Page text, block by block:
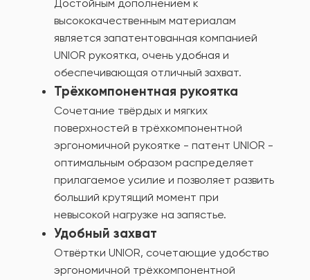
Достойным дополнением к
высококачественным материалам
является запатентованная компанией
UNIOR рукоятка, очень удобная и
обеспечивающая отличный захват.
Трёхкомпонентная рукоятка
Сочетание твёрдых и мягких
поверхностей в трёхкомпонентной
эргономичной рукоятке - патент UNIOR -
оптимальным образом распределяет
прилагаемое усилие и позволяет развить
больший крутящий момент при
невысокой нагрузке на запястье.
Удобный захват
Отвёртки UNIOR, сочетающие удобство
эргономичной трёхкомпонентной